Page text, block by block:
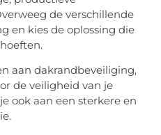
de verschillende
en kies de oplossing die
aan dakrandbeveiliging,
de veiligheid van je
ook aan een sterkere en